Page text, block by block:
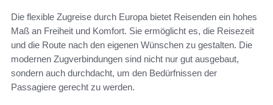
Die flexible Zugreise durch Europa bietet Reisenden ein hohes
Maß an Freiheit und Komfort. Sie ermöglicht es, die Reisezeit
und die Route nach den eigenen Wünschen zu gestalten. Die
modernen Zugverbindungen sind nicht nur gut ausgebaut,
sondern auch durchdacht, um den Bedürfnissen der
Passagiere gerecht zu werden.